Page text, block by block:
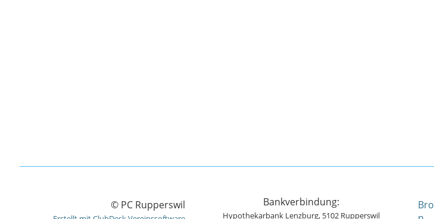
© PC Rupperswil Bankverbindung:
Hypothekarbank Lenzburg, 5102 Rupperswil